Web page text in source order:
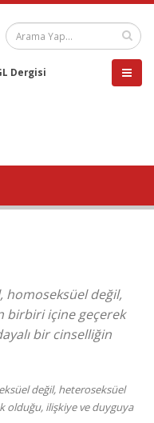
Dergisi
homoseksüel değil,
birbiri içine geçerek
bir cinselliğin
değil, heteroseksüel
olduğu, ilişkiye ve duyguya